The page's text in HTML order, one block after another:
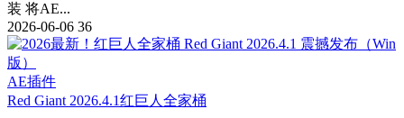
装 将AE...
2026-06-06 36
AE插件
Red Giant 2026.4.1红巨人全家桶